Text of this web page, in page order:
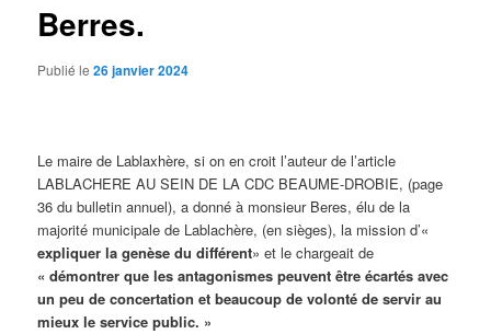
Berres.
Publié le26 janvier 2024
Le maire de Lablaxhère, si on en croit l’auteur de l’article
LABLACHERE AU SEIN DE LA CDC BEAUME-DROBIE, (page
36 du bulletin annuel), a donné à monsieur Beres, élu de la
majorité municipale de Lablachère, (en sièges), la mission d’«
expliquer la genèse du différent» et le chargeait de
« démontrer que les antagonismes peuvent être écartés avec
un peu de concertation et beaucoup de volonté de servir au
mieux le service public. »